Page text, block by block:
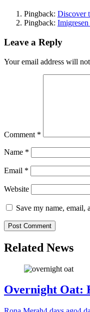
Pingback: Discover
Pingback:
Leave a Reply
Your email address will
Comment *
Name *
Email *
Website
Save my name, email,
Related News
Overnight Oat: